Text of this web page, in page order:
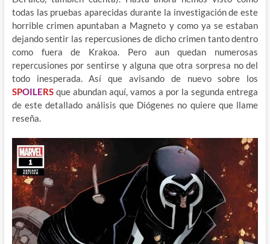
todas las pruebas aparecidas durante la investigación de este
horrible crimen apuntaban a Magneto y como ya se estaban
dejando sentir las repercusiones de dicho crimen tanto dentro
como fuera de Krakoa. Pero aun quedan numerosas
repercusiones por sentirse y alguna que otra sorpresa no del
todo inesperada. Así que avisando de nuevo sobre los
SPOILERSque abundan aquí, vamos a por la segunda entrega
de este detallado análisis que Diógenes no quiere que llame
reseña.